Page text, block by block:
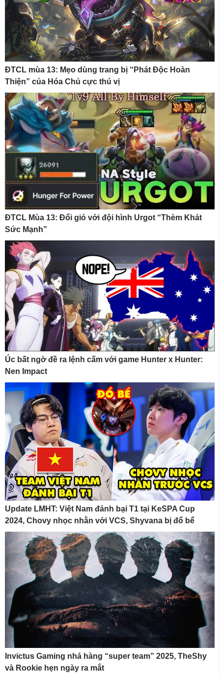
ĐTCL mùa 13: Mẹo dùng trang bị “Phát Độc Hoàn
Thiện” của Hóa Chủ cực thú vị
ĐTCL Mùa 13: Đổi gió với đội hình Urgot “Thèm Khát
Sức Mạnh”
Úc bất ngờ đề ra lệnh cấm với game Hunter x Hunter:
Nen Impact
Update LMHT: Việt Nam đánh bại T1 tại KeSPA Cup
2024, Chovy nhọc nhằn với VCS, Shyvana bị đổ bể
Invictus Gaming nhá hàng “super team” 2025, TheShy
và Rookie hẹn ngày ra mắt